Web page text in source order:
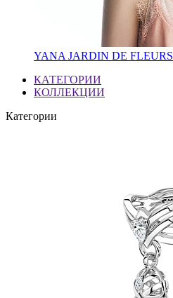
YANA JARDIN DE FLEURS
КАТЕГОРИИ
КОЛЛЕКЦИИ
Категории